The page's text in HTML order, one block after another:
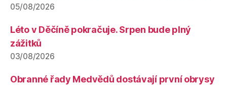
05/08/2026
Léto v Děčíně pokračuje. Srpen bude plný
zážitků
03/08/2026
Obranné řady Medvědů dostávají první obrysy